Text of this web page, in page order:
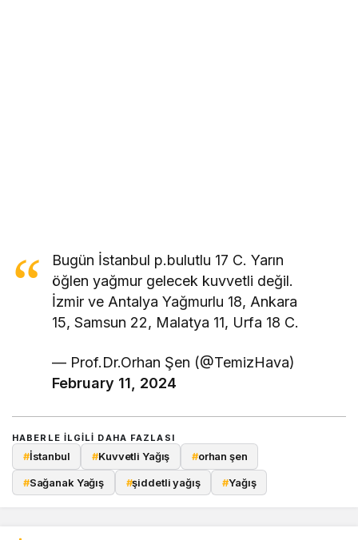
Bugün İstanbul p.bulutlu 17 C. Yarın
öğlen yağmur gelecek kuvvetli değil.
İzmir ve Antalya Yağmurlu 18, Ankara
15, Samsun 22, Malatya 11, Urfa 18 C.
— Prof.Dr.Orhan Şen (@TemizHava)
February 11, 2024
HABERLE ILGILI DAHA FAZLASI
#İstanbul #Kuvvetli Yağış #orhan şen
#Sağanak Yağış #şiddetli yağış #Yağış